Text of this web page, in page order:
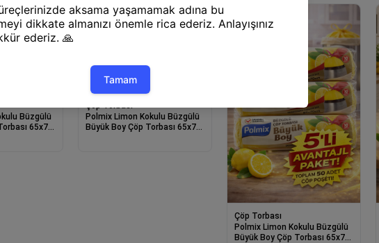
Büzgülü
65x70
Çöp Torbası
Polmix Limon Kokulu Büzgülü
Büyük Boy Çöp Torbası 65x70
Çöp Torbası
Polmix Limon Kokulu Büzgülü
Büyük Boy Çöp Torbası 65x70